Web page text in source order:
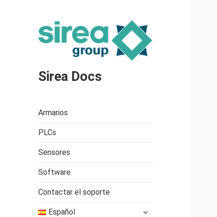
Sirea Docs
Armarios
PLCs
Sensores
Software
Contactar el soporte
Español
expande